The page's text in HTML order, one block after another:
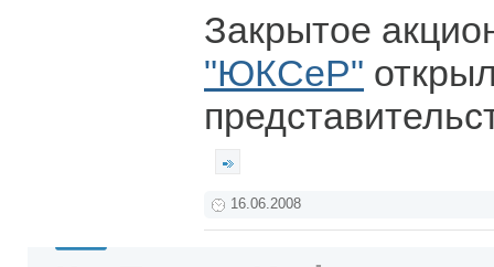
Закрытое
"ЮКСеР"
16.06.2008